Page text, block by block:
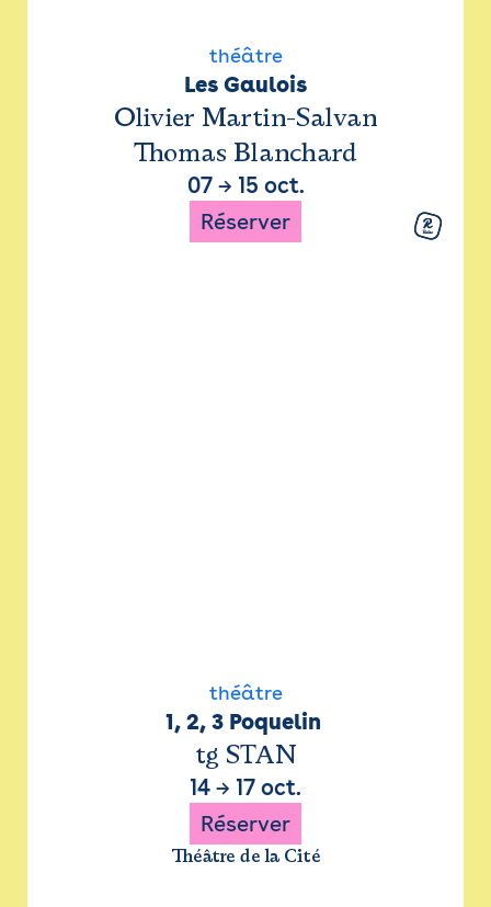
théâtre
Les Gaulois
Olivier Martin-Salvan
Thomas Blanchard
07→ 15 oct.
Réserver
théâtre
1, 2, 3 Poquelin
tg STAN
14 → 17 oct.
Réserver
Théâtre de la Cité